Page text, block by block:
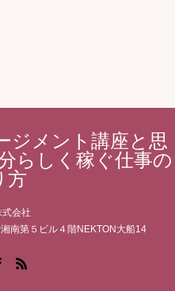
ジメント講座と思
らしく稼ぐ仕事の
方
式会社
南第５ビル４階NEKTON大船14